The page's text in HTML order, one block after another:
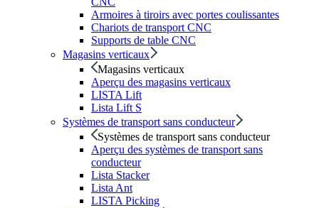
Armoires à tiroirs avec portes coulissantes
Chariots de transport CNC
Supports de table CNC
Magasins verticaux
Magasins verticaux
Aperçu des magasins verticaux
LISTA Lift
Lista Lift S
Systèmes de transport sans conducteur
Systèmes de transport sans conducteur
Aperçu des systèmes de transport sans
conducteur
Lista Stacker
Lista Ant
LISTA Picking